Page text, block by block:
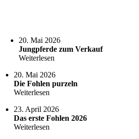
20. Mai 2026
Jungpferde zum Verkauf
Weiterlesen
20. Mai 2026
Die Fohlen purzeln
Weiterlesen
23. April 2026
Das erste Fohlen 2026
Weiterlesen